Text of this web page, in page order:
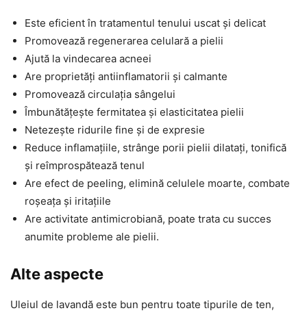
Este eficient în tratamentul tenului uscat și delicat
Promovează regenerarea celulară a pielii
Ajută la vindecarea acneei
Are proprietăți antiinflamatorii și calmante
Promovează circulația sângelui
Îmbunătățește fermitatea și elasticitatea pielii
Netezește ridurile fine și de expresie
Reduce inflamațiile, strânge porii pielii dilatați, tonifică
și reîmprospătează tenul
Are efect de peeling, elimină celulele moarte, combate
roșeața și iritațiile
Are activitate antimicrobiană, poate trata cu succes
anumite probleme ale pielii.
Alte aspecte
Uleiul de lavandă este bun pentru toate tipurile de ten,